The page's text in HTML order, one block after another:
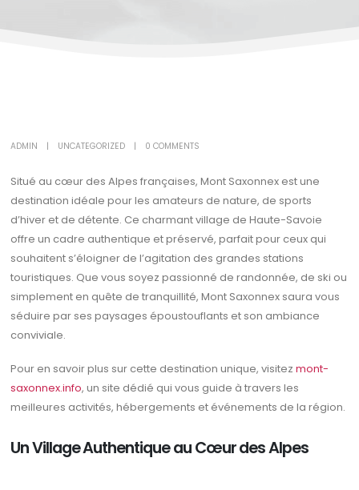
ADMIN UNCATEGORIZED 0 COMMENTS
Situé au cœur des Alpes françaises, Mont Saxonnex est une
destination idéale pour les amateurs de nature, de sports
d’hiver et de détente. Ce charmant village de Haute-Savoie
offre un cadre authentique et préservé, parfait pour ceux qui
souhaitent s’éloigner de l’agitation des grandes stations
touristiques. Que vous soyez passionné de randonnée, de ski ou
simplement en quête de tranquillité, Mont Saxonnex saura vous
séduire par ses paysages époustouflants et son ambiance
conviviale.
Pour en savoir plus sur cette destination unique, visitez mont-
saxonnex.info, un site dédié qui vous guide à travers les
meilleures activités, hébergements et événements de la région.
Un Village Authentique au Cœur des Alpes